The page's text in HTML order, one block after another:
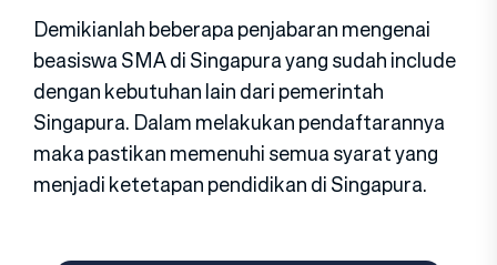
Demikianlah beberapa penjabaran mengenai
beasiswa SMA di Singapura yang sudah include
dengan kebutuhan lain dari pemerintah
Singapura. Dalam melakukan pendaftarannya
maka pastikan memenuhi semua syarat yang
menjadi ketetapan pendidikan di Singapura.